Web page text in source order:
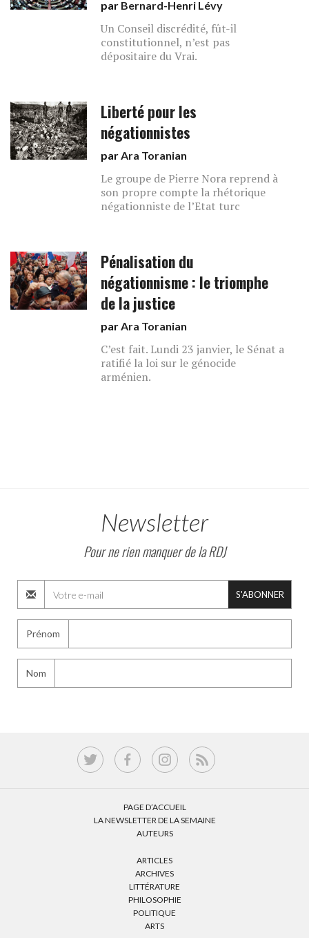
par Bernard-Henri Lévy
Un Conseil discrédité, fût-il
constitutionnel, n’est pas
dépositaire du Vrai.
Liberté pour les
négationnistes
parAra Toranian
Le groupe de Pierre Nora reprend à
son propre compte la rhétorique
négationniste de l’Etat turc
Pénalisation du
négationnisme : le triomphe
de la justice
parAra Toranian
C’est fait. Lundi 23 janvier, le Sénat a
ratifié la loi sur le génocide
arménien.
Newsletter
Pour ne rien manquer de la RDJ
S'ABONNER
Prénom
Nom
PAGE D’ACCUEIL
LA NEWSLETTER DE LA SEMAINE
AUTEURS
ARTICLES
ARCHIVES
LITTÉRATURE
PHILOSOPHIE
POLITIQUE
ARTS